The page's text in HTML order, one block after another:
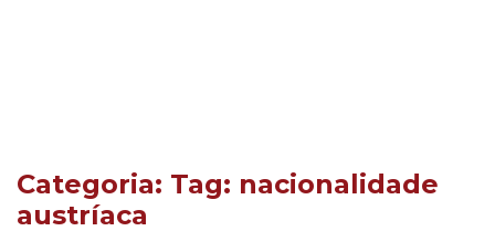
Categoria: Tag: nacionalidade
austríaca